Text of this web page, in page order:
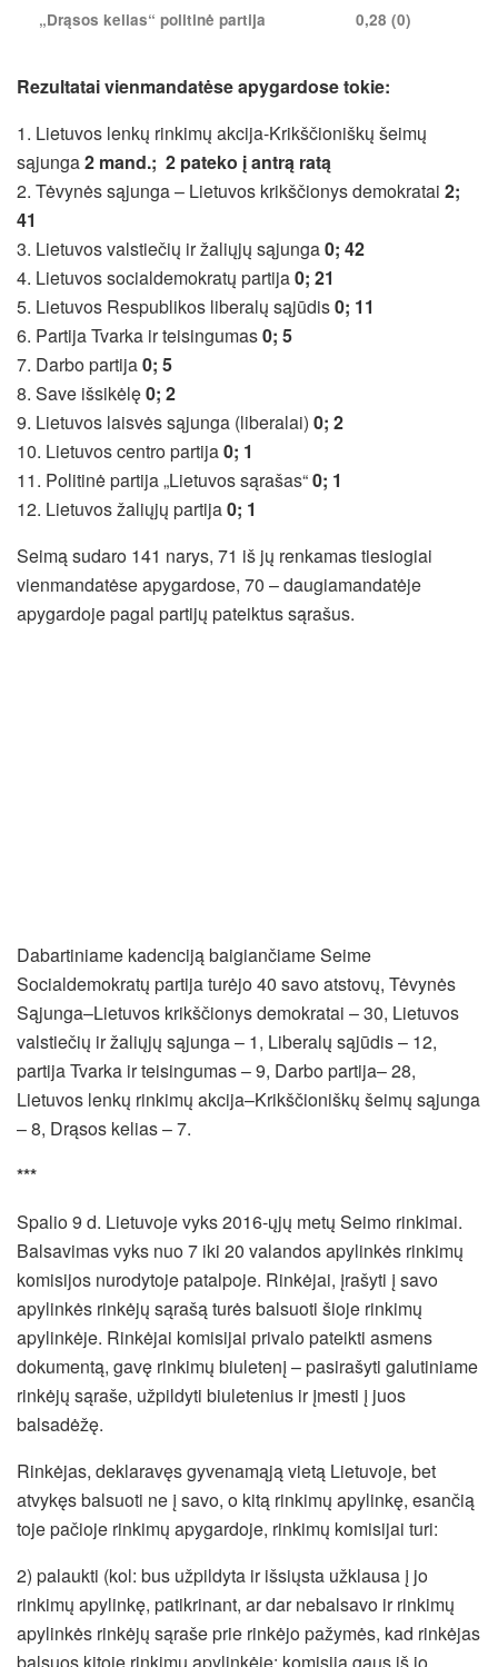
„Drąsos kelias“ politinė partija 0,28 (0)
Rezultatai vienmandatėse apygardose tokie:
1. Lietuvos lenkų rinkimų akcija-Krikščioniškų šeimų
sąjunga2 mand.; 2 pateko į antrą ratą
2. Tėvynės sąjunga – Lietuvos krikščionys demokratai 2;
41
3. Lietuvos valstiečių ir žaliųjų sąjunga0; 42
4. Lietuvos socialdemokratų partija0; 21
5. Lietuvos Respublikos liberalų sąjūdis0; 11
6. Partija Tvarka ir teisingumas0; 5
7. Darbo partija0; 5
8. Save išsikėlę0; 2
9. Lietuvos laisvės sąjunga (liberalai) 0; 2
10. Lietuvos centro partija0; 1
11. Politinė partija „Lietuvos sąrašas“0; 1
12. Lietuvos žaliųjų partija0; 1
Seimą sudaro 141 narys, 71 iš jų renkamas tiesiogiai
vienmandatėse apygardose, 70 – daugiamandatėje
apygardoje pagal partijų pateiktus sąrašus.
Dabartiniame kadenciją baigiančiame Seime
Socialdemokratų partija turėjo 40 savo atstovų, Tėvynės
Sąjunga–Lietuvos krikščionys demokratai – 30, Lietuvos
valstiečių ir žaliųjų sąjunga – 1, Liberalų sąjūdis – 12,
partija Tvarka ir teisingumas – 9, Darbo partija– 28,
Lietuvos lenkų rinkimų akcija–Krikščioniškų šeimų sąjunga
– 8, Drąsos kelias – 7.
***
Spalio 9 d. Lietuvoje vyks 2016-ųjų metų Seimo rinkimai.
Balsavimas vyks nuo 7 iki 20 valandos apylinkės rinkimų
komisijos nurodytoje patalpoje. Rinkėjai, įrašyti į savo
apylinkės rinkėjų sąrašą turės balsuoti šioje rinkimų
apylinkėje. Rinkėjai komisijai privalo pateikti asmens
dokumentą, gavę rinkimų biuletenį – pasirašyti galutiniame
rinkėjų sąraše, užpildyti biuletenius ir įmesti į juos
balsadėžę.
Rinkėjas, deklaravęs gyvenamąją vietą Lietuvoje, bet
atvykęs balsuoti ne į savo, o kitą rinkimų apylinkę, esančią
toje pačioje rinkimų apygardoje, rinkimų komisijai turi:
2) palaukti (kol: bus užpildyta ir išsiųsta užklausa į jo
rinkimų apylinkę, patikrinant, ar dar nebalsavo ir rinkimų
apylinkės rinkėjų sąraše prie rinkėjo pažymės, kad rinkėjas